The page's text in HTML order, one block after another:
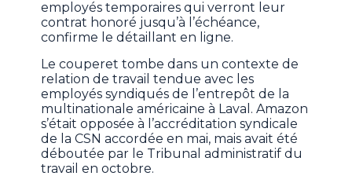
employés temporaires qui verront leur
contrat honoré jusqu’à l’échéance,
confirme le détaillant en ligne.
Le couperet tombe dans un contexte de
relation de travail tendue avec les
employés syndiqués de l’entrepôt de la
multinationale américaine à Laval. Amazon
s’était opposée à l’accréditation syndicale
de la CSN accordée en mai, mais avait été
déboutée par le Tribunal administratif du
travail en octobre.